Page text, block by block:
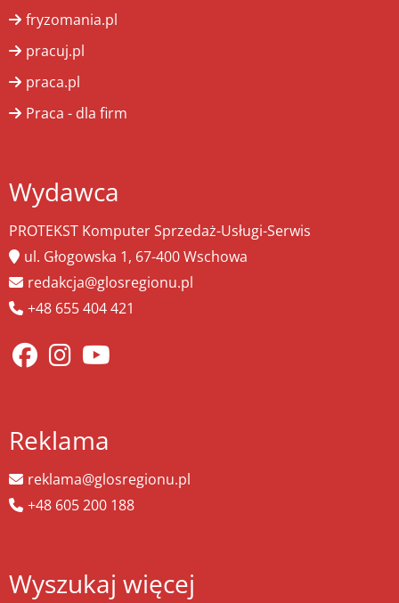
fryzomania.pl
pracuj.pl
praca.pl
Praca - dla firm
Wydawca
PROTEKST Komputer Sprzedaż-Usługi-Serwis
ul. Głogowska 1, 67-400 Wschowa
redakcja@glosregionu.pl
+48 655 404 421
Reklama
reklama@glosregionu.pl
+48 605 200 188
Wyszukaj więcej